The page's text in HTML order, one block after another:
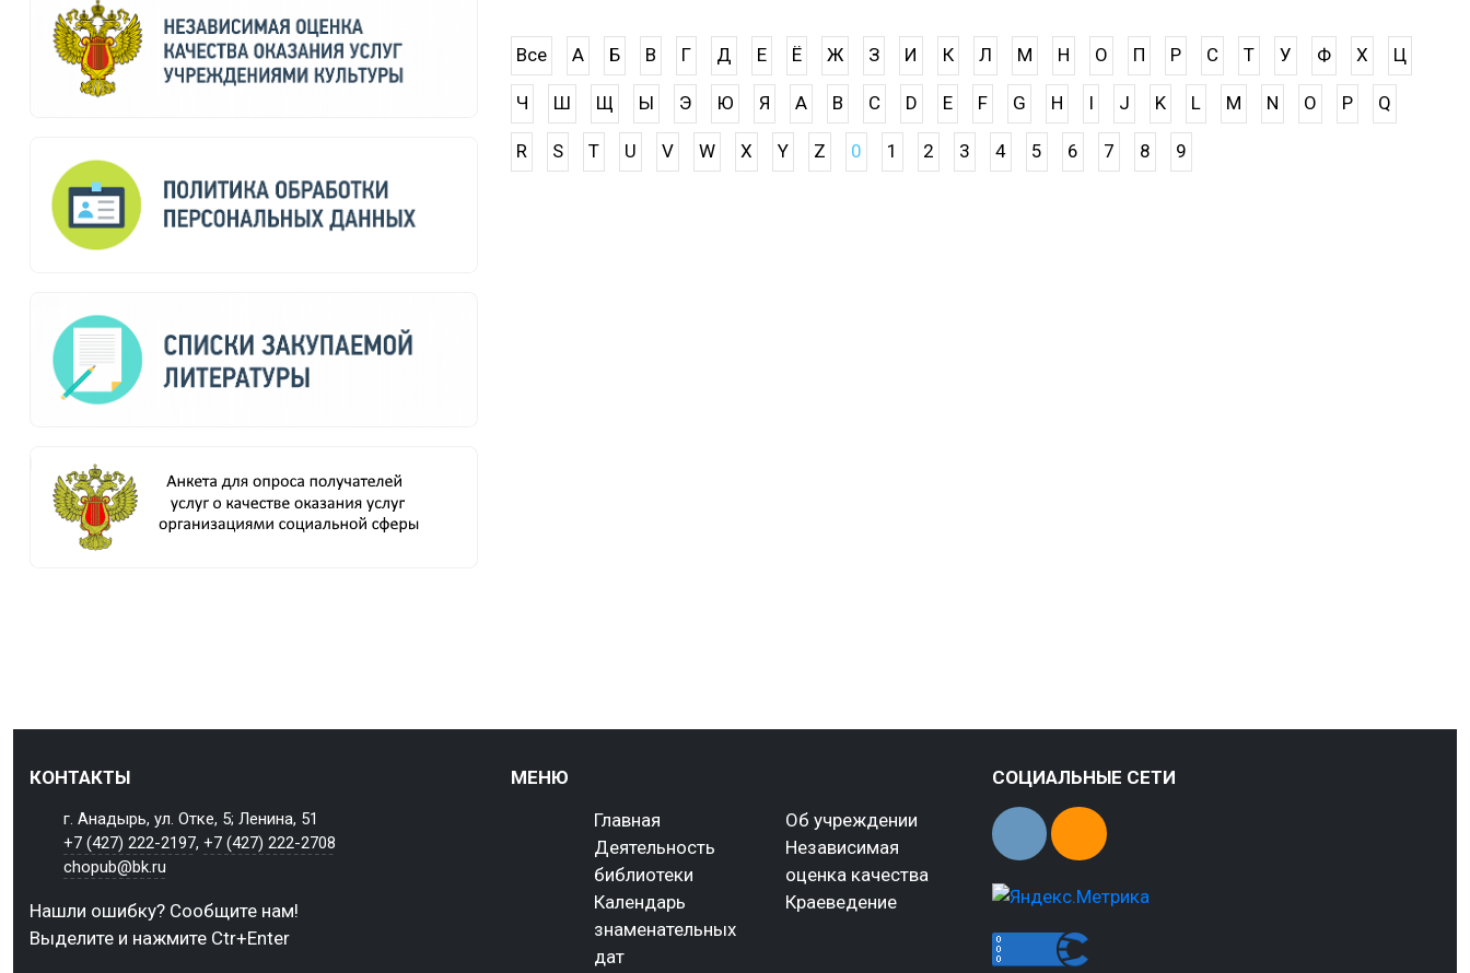
Все А Б В Г Д Е Ё Ж З И К Л М Н О П Р С Т У Ф Х Ц
Ч Ш Щ Ы Э Ю Я A B C D E F G H I J K L M N O P Q
R S T U V W X Y Z 0 1 2 3 4 5 6 7 8 9
КОНТАКТЫ
г. Анадырь, ул. Отке, 5; Ленина, 51
+7 (427) 222-2197,+7 (427) 222-2708
chopub@bk.ru
Нашли ошибку? Сообщите нам!
Выделите и нажмите Ctr+Enter
МЕНЮ
Главная
Об учреждении
Деятельность
библиотеки
Независимая
оценка качества
Календарь
знаменательных
дат
Краеведение
СОЦИАЛЬНЫЕ СЕТИ